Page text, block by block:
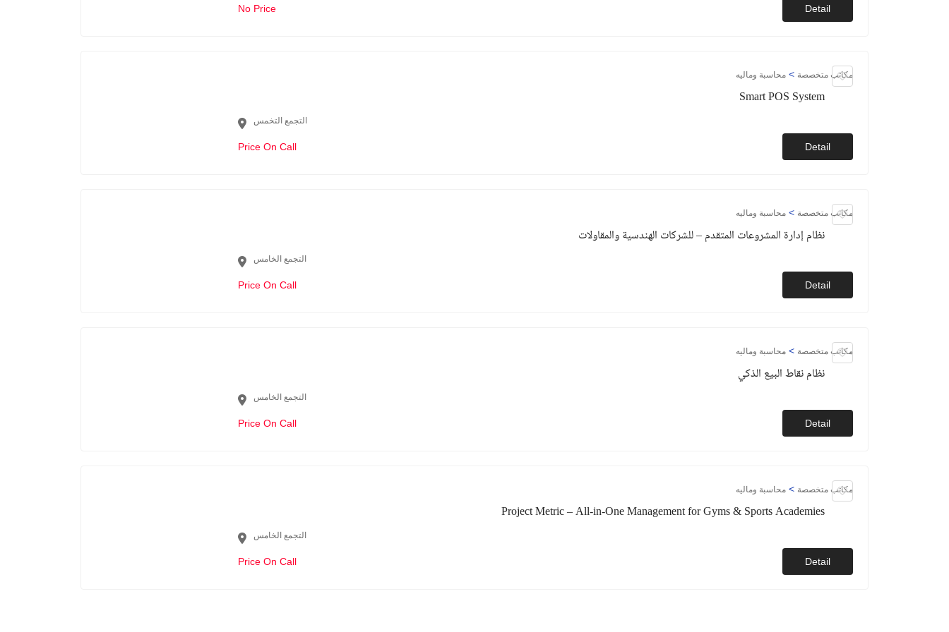
No Price Detail
مكاتب متخصصة > محاسبة وماليه
Smart POS System
التجمع التخمس
Price On Call Detail
مكاتب متخصصة > محاسبة وماليه
نظام إدارة المشروعات المتقدم – للشركات الهندسية والمقاولات
التجمع الخامس
Price On Call Detail
مكاتب متخصصة > محاسبة وماليه
نظام نقاط البيع الذكي
التجمع الخامس
Price On Call Detail
مكاتب متخصصة > محاسبة وماليه
Project Metric – All-in-One Management for Gyms & Sports Academies
التجمع الخامس
Price On Call Detail